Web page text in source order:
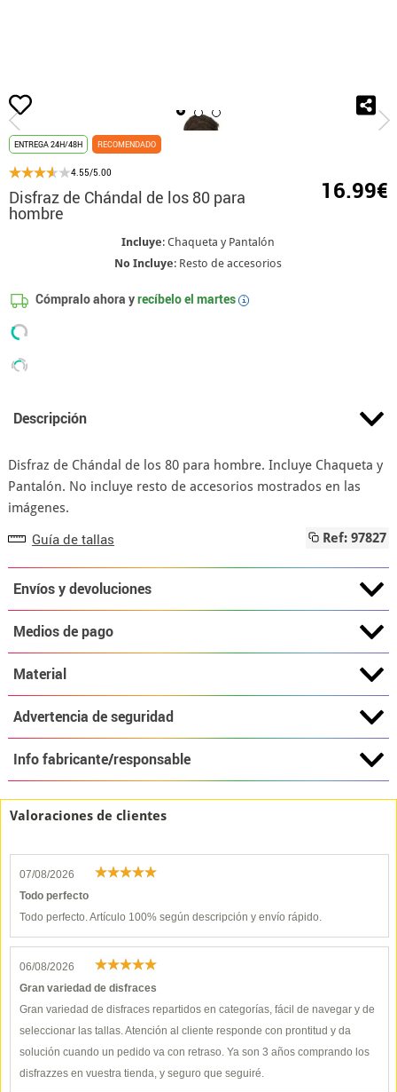
Inicio Disfraz de Chándal de los 80 para hombre
ENTREGA 24H/48H RECOMENDADO
4.55/5.00
Disfraz de Chándal de los 80 para
hombre
16.99€
Incluye: Chaqueta y Pantalón
No Incluye: Resto de accesorios
Cómpralo ahora yrecíbelo el martes i
Descripción
Disfraz de Chándal de los 80 para hombre. Incluye Chaqueta y
Pantalón. No incluye resto de accesorios mostrados en las
imágenes.
Guía de tallas Ref: 97827
Envíos y devoluciones
Medios de pago
Material
Advertencia de seguridad
Info fabricante/responsable
Valoraciones de clientes
07/08/2026
Todo perfecto
Todo perfecto. Artículo 100% según descripción y envío rápido.
06/08/2026
Gran variedad de disfraces
Gran variedad de disfraces repartidos en categorías, fácil de navegar y de
seleccionar las tallas. Atención al cliente responde con prontitud y da
solución cuando un pedido va con retraso. Ya son 3 años comprando los
disfrazzes en vuestra tienda, y seguro que seguiré.